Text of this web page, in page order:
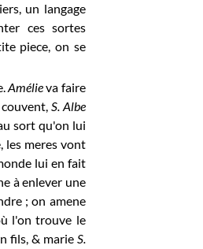
un langage
ces sortes
piece, on se
Amélieva faire
couvent,S. Albe
sort qu'on lui
les meres vont
lui en fait
à enlever une
; on amene
l'on trouve le
fils, & marie S.